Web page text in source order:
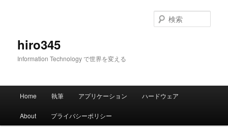
hiro345
Information Technology で世界を変える
索
メ
Home 執筆 アプリケーション ハードウェア
About プライバシーポリシー